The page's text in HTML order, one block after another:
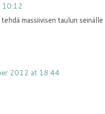
10:12
massiivisen taulun
2012 at 18:44